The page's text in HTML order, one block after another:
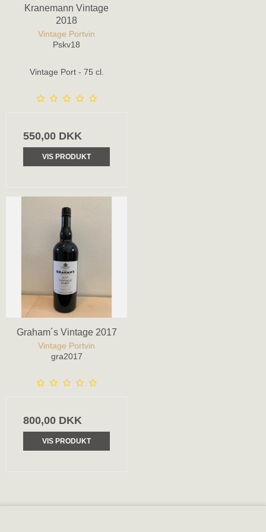
Kranemann Vintage
2018
Vintage Portvin
Pskv18
Vintage Port - 75 cl.
550,00 DKK
VIS PRODUKT
Graham´s Vintage 2017
Vintage Portvin
gra2017
800,00 DKK
VIS PRODUKT